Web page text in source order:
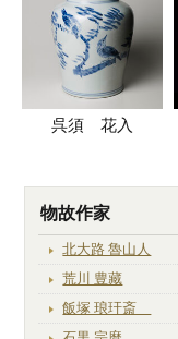
呉須 花入
物故作家
北大路 魯山人
荒川 豊藏
飯塚 琅玕斎